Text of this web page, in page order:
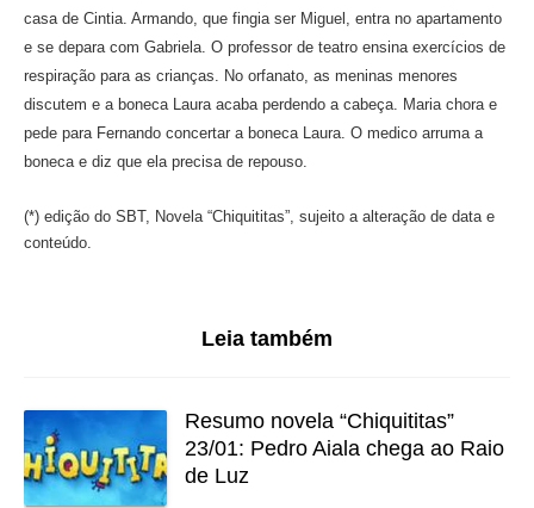
casa de Cintia. Armando, que fingia ser Miguel, entra no apartamento
e se depara com Gabriela. O professor de teatro ensina exercícios de
respiração para as crianças. No orfanato, as meninas menores
discutem e a boneca Laura acaba perdendo a cabeça. Maria chora e
pede para Fernando concertar a boneca Laura. O medico arruma a
boneca e diz que ela precisa de repouso.
(*) edição do SBT, Novela “Chiquititas”, sujeito a alteração de data e
conteúdo.
Leia também
Resumo novela “Chiquititas”
23/01: Pedro Aiala chega ao Raio
de Luz